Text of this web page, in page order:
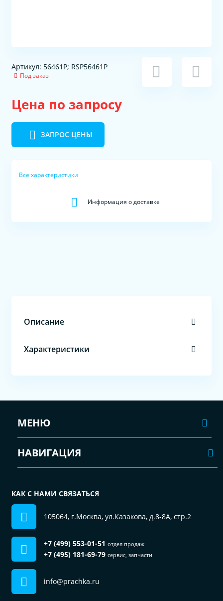
Артикул: 56461P; RSP56461P
Под заказ
Цена по запросу
ЗАПРОС ЦЕНЫ
Все характеристики
Информация о доставке
Описание
Характеристики
МЕНЮ
НАВИГАЦИЯ
КАК С НАМИ СВЯЗАТЬСЯ
105064, г.Москва, ул.Казакова, д.8-8А, стр.2
+7 (499) 553-01-51 отдел продаж
+7 (495) 181-69-79 сервис, запчасти
info@prachka.ru